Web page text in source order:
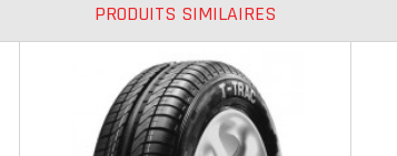
PRODUITS SIMILAIRES